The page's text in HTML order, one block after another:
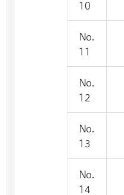
10
No.
11
No.
12
No.
13
No.
14